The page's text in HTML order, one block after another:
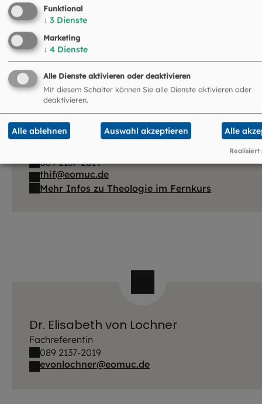
Theologie im Fernkurs
Leitung: Dr. Elisabeth von Lochner
Kapellenstraße 4
089 2137-2019
thif@eomuc.de
Mehr Infos zu Theologie im Fernkurs
Dr. Elisabeth von Lochner
Fachreferentin
089 2137-2019
evonlochner@eomuc.de
Funktional
↓ 3 Dienste
Marketing
↓ 4 Dienste
Alle Dienste aktivieren oder deaktivieren
Mit diesem Schalter können Sie alle Dienste aktivieren oder
deaktivieren.
Alle ablehnen Auswahl akzeptieren Alle
Realisiert